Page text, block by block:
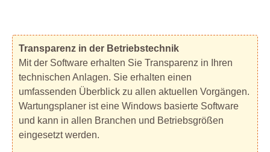
Transparenz in der Betriebstechnik
Mit der Software erhalten Sie Transparenz in Ihren
technischen Anlagen. Sie erhalten einen
umfassenden Überblick zu allen aktuellen Vorgängen.
Wartungsplaner ist eine Windows basierte Software
und kann in allen Branchen und Betriebsgrößen
eingesetzt werden.